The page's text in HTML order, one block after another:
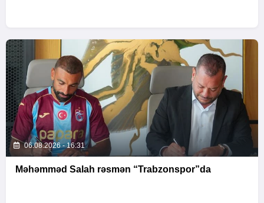
06.08.2026 - 16:31
Məhəmməd Salah rəsmən “Trabzonspor”da